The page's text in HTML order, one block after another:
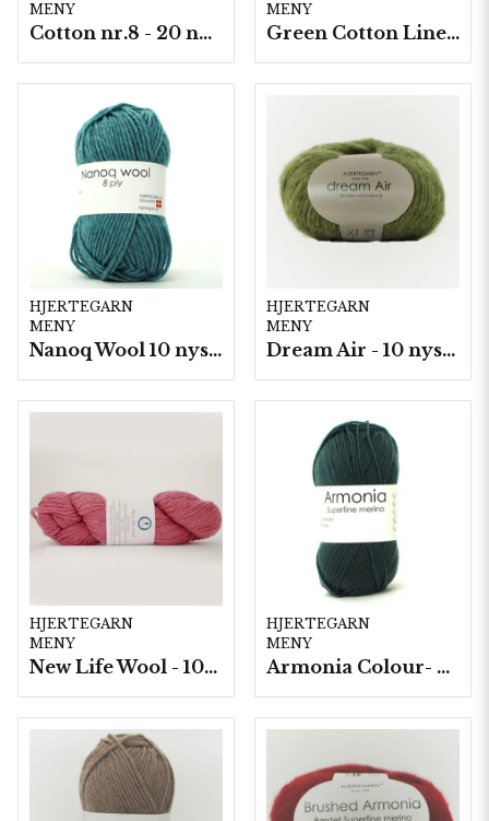
MENY
Cotton nr.8 - 20 nystan a50g./fp.
MENY
Green Cotton Linen - 10 nystan á 50g./fp.
HJERTEGARN
MENY
Nanoq Wool 10 nyst/fp. á 100 g
HJERTEGARN
MENY
Dream Air - 10 nystan/fp. á 50 g
HJERTEGARN
MENY
New Life Wool - 100 gram/härva
HJERTEGARN
MENY
Armonia Colour- 5 härv/fp. a100 g.